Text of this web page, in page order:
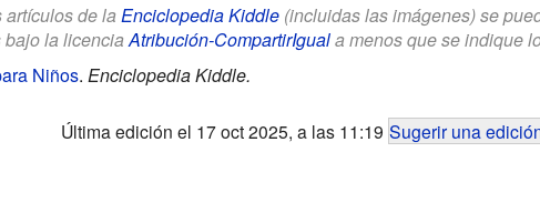
artículos de la Enciclopedia Kiddle(incluidas las imágenes) se
bajo la licenciaAtribución-CompartirIguala menos que se indique
Niños. Enciclopedia Kiddle.
Última edición el 17 oct 2025, a las 11:19 Sugerir una